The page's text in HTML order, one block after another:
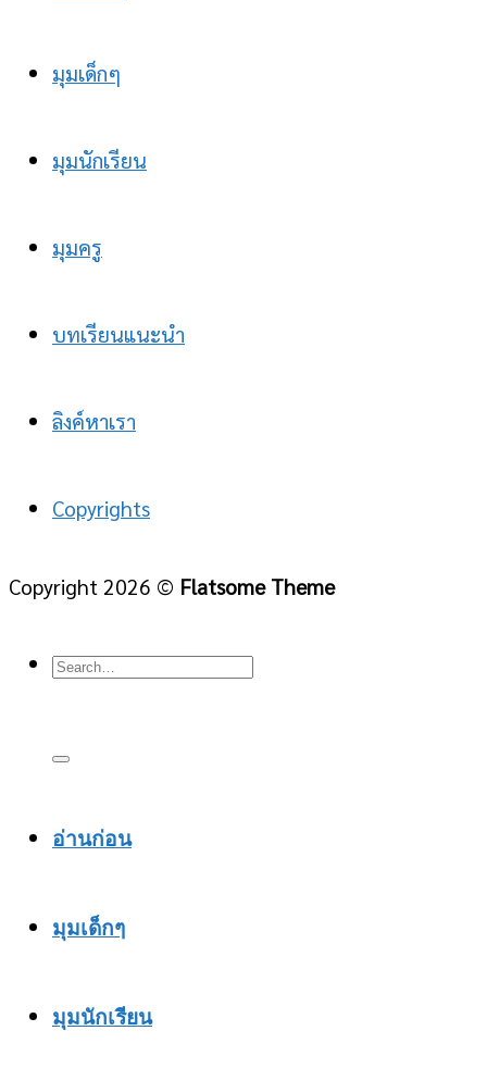
มุมเด็กๆ
มุมนักเรียน
มุมครู
บทเรียนแนะนำ
ลิงค์หาเรา
Copyrights
Copyright 2026 © Flatsome Theme
อ่านก่อน
มุมเด็กๆ
มุมนักเรียน